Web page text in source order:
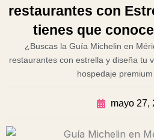
restaurantes con
tienes que
¿Buscas la Guía Michelin en
restaurantes con estrella y diseña tu
hospedaje premium
mayo 27,